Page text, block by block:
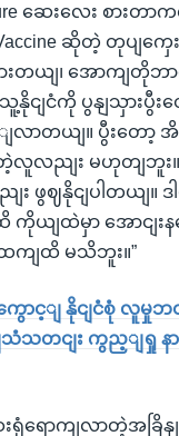
ဆေးလေး စားတ
ဆိုတဲ့ တုပျကှေ
ားတယျ၊ အောကျတို
ျငံကို ပွနျသှားပွီးတ
ျလာတယျ။ ပွီးတော့
လူလညျး မဟုတျဘူး
ျး ဖွဈနိုငျပါတယျ။
ယျထဲမှာ အောငျးန
ကျထိ မသိဘူး။”
ကွောင့ျ နိုငျငံစုံ လူ
သတငျး ကွည့ျရှု နာ
းရုံရောကျလာတဲ့အခြိန